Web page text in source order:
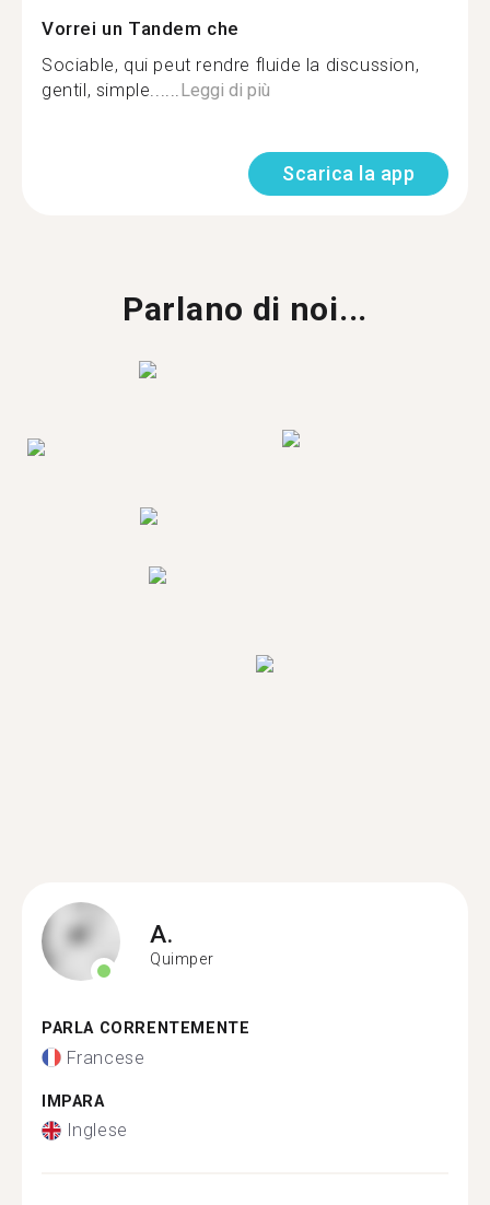
Vorrei un Tandem che
Sociable, qui peut rendre fluide la discussion,
gentil, simple......Leggi di più
Scarica la app
Parlano di noi...
A.
Quimper
PARLA CORRENTEMENTE
Francese
IMPARA
Inglese